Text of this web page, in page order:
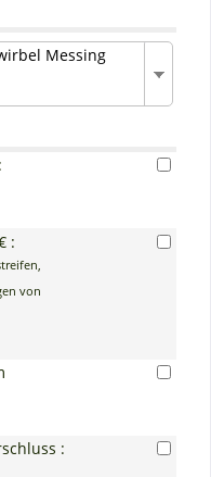
Messing
:
von
: